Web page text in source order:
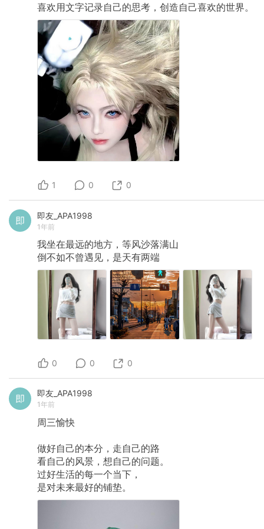
喜欢用文字记录自己的思考，创造自己喜欢的世界。
1 0 0
即友_APA1998
1年前
我坐在最远的地方，等风沙落满山
倒不如不曾遇见，是天有两端
0 0 0
即友_APA1998
1年前
周三愉快
做好自己的本分，走自己的路
看自己的风景，想自己的问题。
过好生活的每一个当下，
是对未来最好的铺垫。